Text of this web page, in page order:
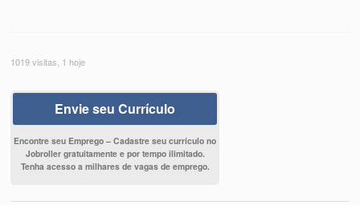
1019 visitas, 1 hoje
Envie seu Currículo
Encontre seu Emprego – Cadastre seu currículo no
Jobroller gratuitamente e por tempo ilimitado.
Tenha acesso a milhares de vagas de emprego.